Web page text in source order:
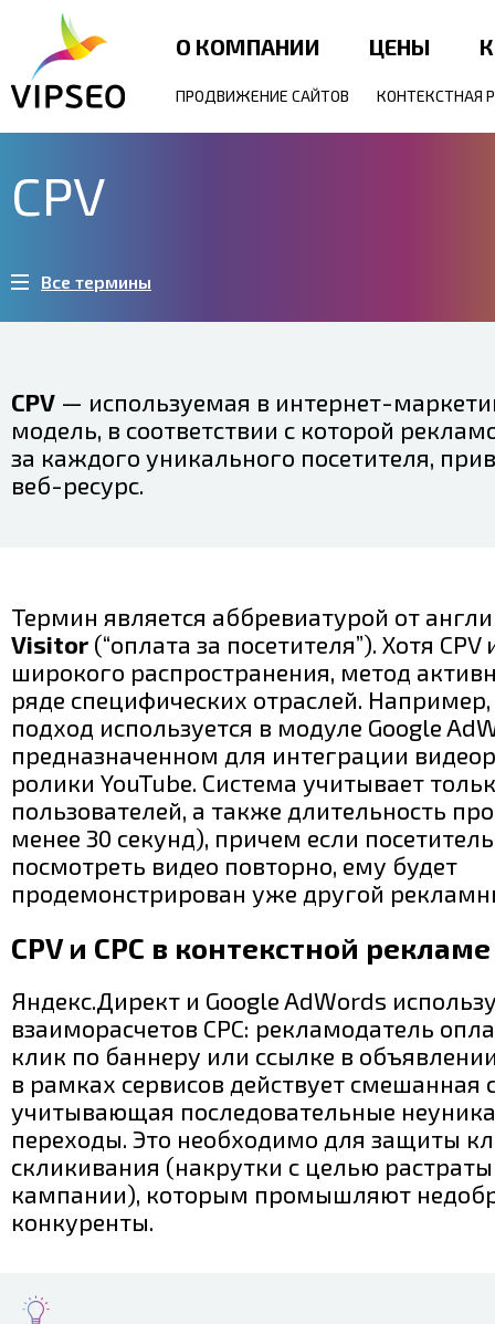
О КОМПАНИИ ЦЕНЫ
ПРОДВИЖЕНИЕ САЙТОВ КОНТЕКСТНАЯ
CPV
Все термины
CPV — используемая в интернет-
модель, в соответствии с которой
за каждого уникального посетителя,
веб-ресурс.
Термин является аббревиатурой от
Visitor (“оплата за посетителя”). Хотя
широкого распространения, метод
ряде специфических отраслей.
подход используется в модуле Google
предназначенном для интеграции
ролики YouTube. Система учитывает
пользователей, а также длительность
менее 30 секунд), причем если
посмотреть видео повторно, ему будет
продемонстрирован уже другой
CPV и CPC в контекстной рекламе
Яндекс.Директ и Google AdWords
взаиморасчетов CPC: рекламодатель
клик по баннеру или ссылке в
в рамках сервисов действует смешанная
учитывающая последовательные
переходы. Это необходимо для защиты
скликивания (накрутки с целью
кампании), которым промышляют
конкуренты.